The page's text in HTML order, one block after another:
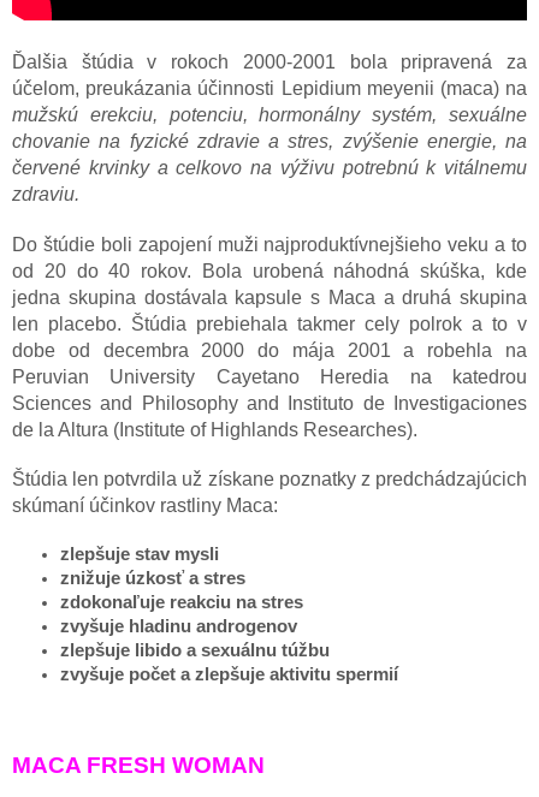
Ďalšia štúdia v rokoch 2000-2001 bola pripravená za
účelom, preukázania účinnosti Lepidium meyenii (maca) na
mužskú erekciu, potenciu, hormonálny systém, sexuálne
chovanie na fyzické zdravie a stres, zvýšenie energie, na
červené krvinky a celkovo na výživu potrebnú k vitálnemu
zdraviu.
Do štúdie boli zapojení muži najproduktívnejšieho veku a to
od 20 do 40 rokov. Bola urobená náhodná skúška, kde
jedna skupina dostávala kapsule s Maca a druhá skupina
len placebo. Štúdia prebiehala takmer cely polrok a to v
dobe od decembra 2000 do mája 2001 a robehla na
Peruvian University Cayetano Heredia na katedrou
Sciences and Philosophy and Instituto de Investigaciones
de la Altura (Institute of Highlands Researches).
Štúdia len potvrdila už získane poznatky z predchádzajúcich
skúmaní účinkov rastliny Maca:
zlepšuje stav mysli
znižuje úzkosť a stres
zdokonaľuje reakciu na stres
zvyšuje hladinu androgenov
zlepšuje libido a sexuálnu túžbu
zvyšuje počet a zlepšuje aktivitu spermií
MACA FRESH WOMAN